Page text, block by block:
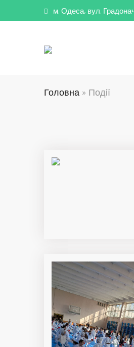
м. Одеса, вул.
Головна » Події